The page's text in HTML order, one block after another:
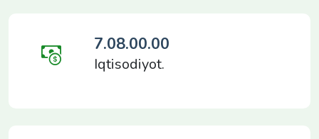
7.08.00.00
Iqtisodiyot.